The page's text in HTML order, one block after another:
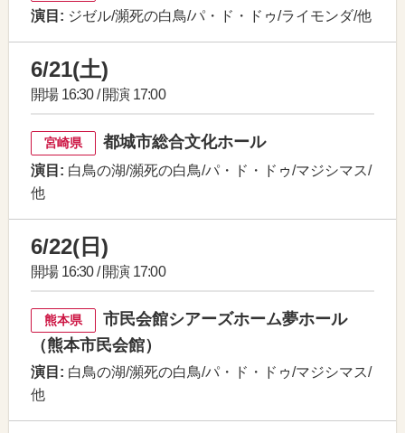
演目: ジゼル/瀕死の白鳥/パ・ド・ドゥ/ライモンダ/他
6/21(土)
開場 16:30 / 開演 17:00
宮崎県 都城市総合文化ホール
演目: 白鳥の湖/瀕死の白鳥/パ・ド・ドゥ/マジシマス/
他
6/22(日)
開場 16:30 / 開演 17:00
熊本県
市民会館シアーズホーム夢ホール
（熊本市民会館）
演目: 白鳥の湖/瀕死の白鳥/パ・ド・ドゥ/マジシマス/
他